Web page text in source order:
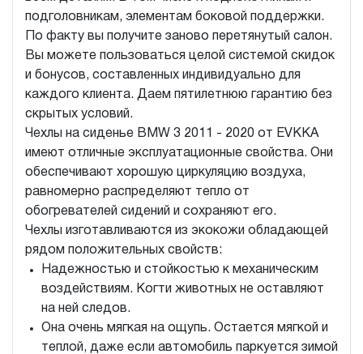
подголовникам, элементам боковой поддержки.
По факту вы получите заново перетянутый салон.
Вы можете пользоваться целой системой скидок
и бонусов, составленных индивидуально для
каждого клиента. Даем пятилетнюю гарантию без
скрытых условий.
Чехлы на сиденье BMW 3 2011 - 2020 от EVKKA
имеют отличные эксплуатационные свойства. Они
обеспечивают хорошую циркуляцию воздуха,
равномерно распределяют тепло от
обогревателей сидений и сохраняют его.
Чехлы изготавливаются из экокожи обладающей
рядом положительных свойств:
Надежностью и стойкостью к механическим
воздействиям. Когти животных не оставляют
на ней следов.
Она очень мягкая на ощупь. Остается мягкой и
теплой, даже если автомобиль паркуется зимой